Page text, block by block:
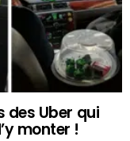
des Uber qui
monter !